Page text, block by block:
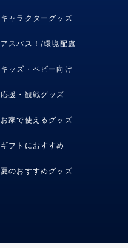
キャラクターグッズ
アスパス！/環境配慮
キッズ・ベビー向け
応援・観戦グッズ
お家で使えるグッズ
ギフトにおすすめ
夏のおすすめグッズ